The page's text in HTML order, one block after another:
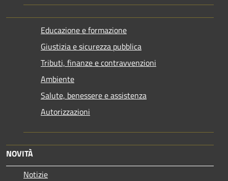
Educazione e formazione
Giustizia e sicurezza pubblica
Tributi, finanze e contravvenzioni
Ambiente
Salute, benessere e assistenza
Autorizzazioni
NOVITÀ
Notizie